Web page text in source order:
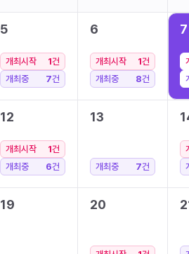
5
개최시작 1건
개최중
7건
6
개최시작 1건
개최중
8건
7
12
개최시작 1건
개최중
6건
13
개최중 7건
19 20